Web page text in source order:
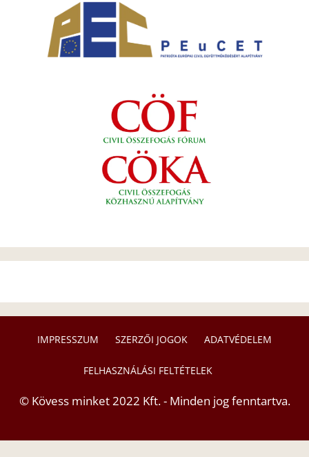
IMPRESSZUM SZERZŐI JOGOK ADATVÉDELEM
FELHASZNÁLÁSI FELTÉTELEK
© Kövess minket 2022 Kft. - Minden jog fenntartva.